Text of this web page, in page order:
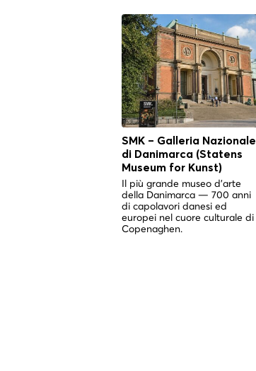
SMK – Galleria Nazionale
di Danimarca (Statens
Museum for Kunst)
Il più grande museo d'arte
della Danimarca — 700 anni
di capolavori danesi ed
europei nel cuore culturale di
Copenaghen.